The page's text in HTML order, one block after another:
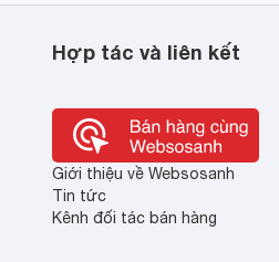
/giờ giúp làm
Hợp tác và liên kết
Giới thiệu về Websosanh
Tin tức
Kênh đối tác bán hàng